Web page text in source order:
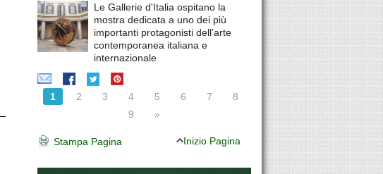
Le Gallerie d'Italia ospitano la
mostra dedicata a uno dei più
importanti protagonisti dell’arte
contemporanea italiana e
internazionale
1 2 3 4 5 6 7
8
9
»
Stampa Pagina Inizio Pagina